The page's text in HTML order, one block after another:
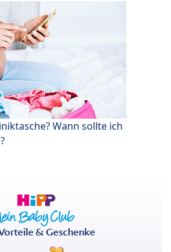
Wann sollte ich
& Geschenke